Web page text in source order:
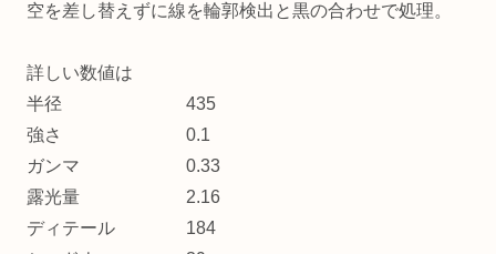
空を差し替えずに線を輪郭検出と黒の合わせで処理。
詳しい数値は
半径 435
強さ 0.1
ガンマ 0.33
露光量 2.16
ディテール 184